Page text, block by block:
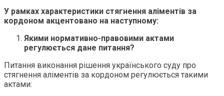
У рамках характеристики стягнення аліментів за
кордоном акцентовано на наступному:
Якими нормативно-правовими актами
регулюється дане питання?
Питання виконання рішення українського суду про
стягнення аліментів за кордоном регулюється такими
актами: